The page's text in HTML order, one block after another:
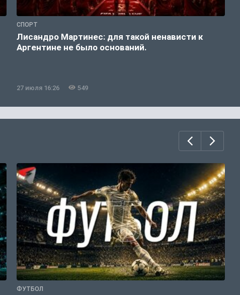
СПОРТ
Лисандро Мартинес: для такой ненависти к
Аргентине не было оснований.
27 июля 16:26 549
ФУТБОЛ